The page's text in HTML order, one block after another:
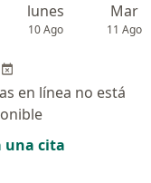
lunes
10 Ago
Mar
11 Ago
en línea no está
una cita